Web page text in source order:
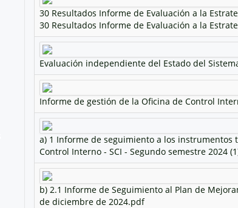
30 Resultados Informe de Evaluación a la
30 Resultados Informe de Evaluación a la
Evaluación independiente del Estado del
Informe de gestión de la Oficina de Control
a) 1 Informe de seguimiento a los
Control Interno - SCI - Segundo semestre 2024
b) 2.1 Informe de Seguimiento al Plan de
de diciembre de 2024.pdf